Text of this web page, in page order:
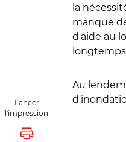
Lancer
l'impression
Lancer l'impression
la
manque
d'aide au
Au